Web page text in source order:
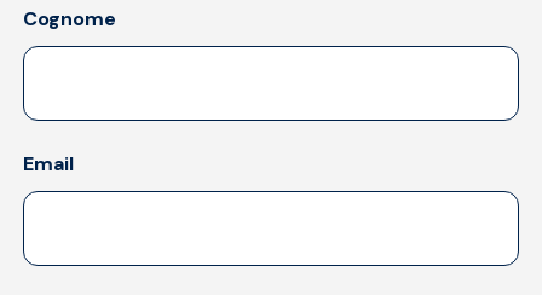
Cognome
Email